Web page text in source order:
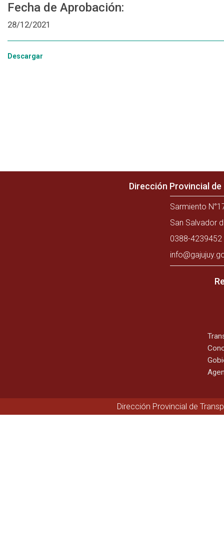
Fecha de Aprobación:
28/12/2021
Descargar
Dirección Provincial
Sarmiento
San Salvador
0388-
Dirección Provincial de